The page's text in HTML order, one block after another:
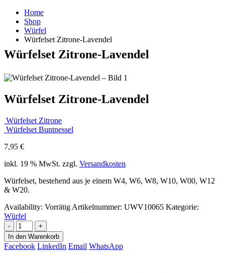
Home
Shop
Würfel
Würfelset Zitrone-Lavendel
Würfelset Zitrone-Lavendel
Würfelset Zitrone-Lavendel
Würfelset Zitrone
Würfelset Buntnessel
7,95 €
inkl. 19 % MwSt. zzgl. Versandkosten
Würfelset, bestehend aus je einem W4, W6, W8, W10, W00, W12
& W20.
Availability: Vorrätig Artikelnummer: UWV10065 Kategorie:
Würfel
-
+
In den Warenkorb
Facebook LinkedIn Email WhatsApp